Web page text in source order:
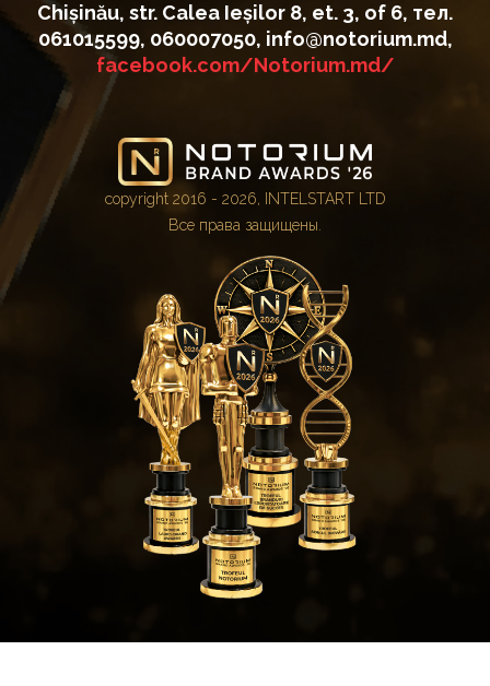
Chișinău, str. Calea Ieșilor 8, et. 3, of 6, тел.
061015599, 060007050, info@notorium.md,
facebook.com/Notorium.md/
copyright 2016 - 2026, INTELSTART LTD
Все права защищены.